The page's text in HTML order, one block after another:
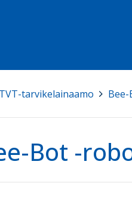
TVT-tarvikelainaamo
Bot -